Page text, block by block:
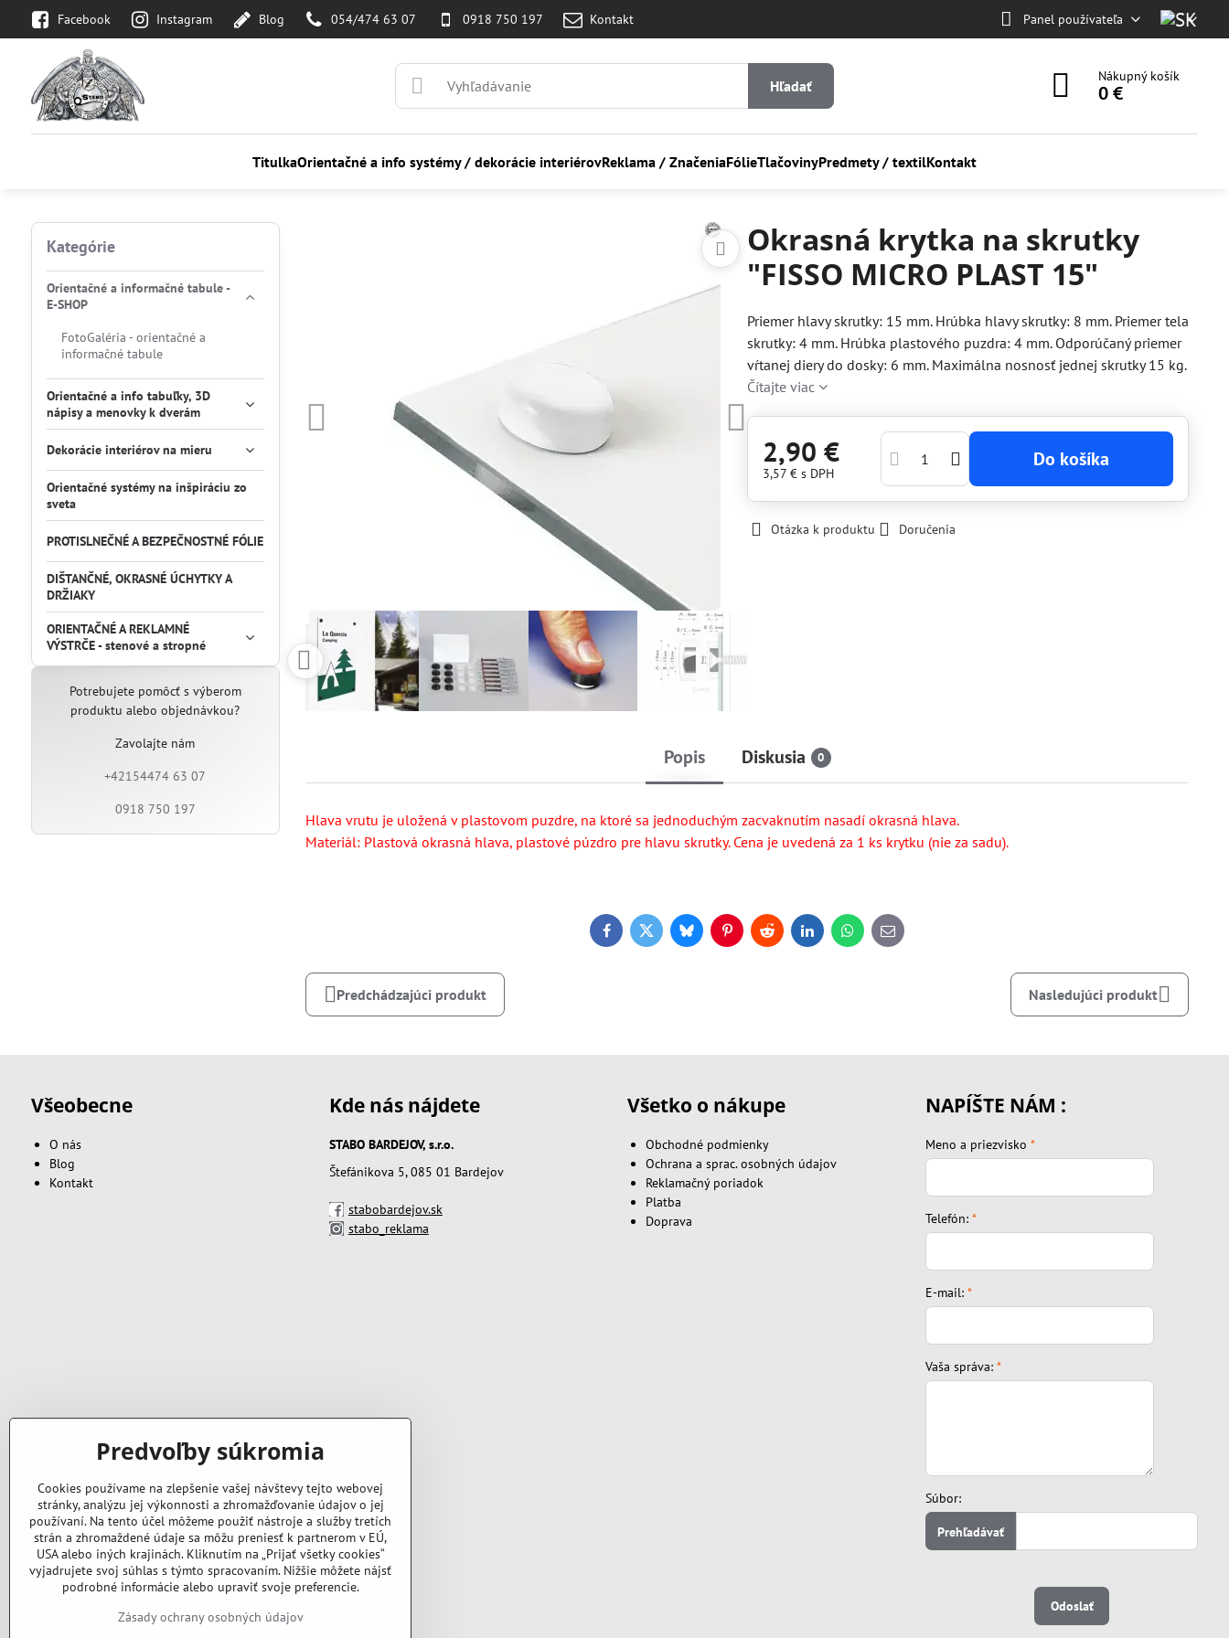
Facebook Instagram Blog 054/474 63 07 0918 750 197 Kontakt Panel používateľa
Hľadať
Nákupný košík
0 €
TitulkaOrientačné a info systémy / dekorácie interiérovReklama / ZnačeniaFólieTlačovinyPredmety / textilKontakt
Okrasná krytka na skrutky
"FISSO MICRO PLAST 15"
Priemer hlavy skrutky: 15 mm. Hrúbka hlavy skrutky: 8 mm. Priemer tela
skrutky: 4 mm. Hrúbka plastového puzdra: 4 mm. Odporúčaný priemer
vŕtanej diery do dosky: 6 mm. Maximálna nosnosť jednej skrutky 15 kg.
Čítajte viac
2,90 €
3,57 €s DPH
Do košíka
Otázka k produktu Doručenia
Popis Diskusia 0
Hlava vrutu je uložená v plastovom puzdre, na ktoré sa jednoduchým zacvaknutím nasadí okrasná hlava.
Materiál: Plastová okrasná hlava, plastové púzdro pre hlavu skrutky. Cena je uvedená za 1 ks krytku (nie za sadu).
FacebookTwitterBlueskyPinterestRedditLinkedInWhatsApp
E-
mail
Predchádzajúci produkt Nasledujúci produkt
Kategórie
Orientačné a informačné tabule -
E-SHOP
FotoGaléria - orientačné a
informačné tabule
Orientačné a info tabuľky, 3D
nápisy a menovky k dverám
Dekorácie interiérov na mieru
Orientačné systémy na inšpiráciu zo
sveta
PROTISLNEČNÉ A BEZPEČNOSTNÉ FÓLIE
DIŠTANČNÉ, OKRASNÉ ÚCHYTKY A
DRŽIAKY
ORIENTAČNÉ A REKLAMNÉ
VÝSTRČE - stenové a stropné
Potrebujete pomôcť s výberom
produktu alebo objednávkou?
Zavolajte nám
+42154474 63 07
0918 750 197
Všeobecne
O nás
Blog
Kontakt
Kde nás nájdete
STABO BARDEJOV, s.r.o.
Štefánikova 5, 085 01 Bardejov
stabobardejov.sk
stabo_reklama
Všetko o nákupe
Obchodné podmienky
Ochrana a sprac. osobných údajov
Reklamačný poriadok
Platba
Doprava
NAPÍŠTE NÁM :
Meno a priezvisko*
Telefón:*
E-mail:*
Vaša správa:*
Súbor:
Odoslať
Predvoľby súkromia
Cookies používame na zlepšenie vašej návštevy tejto webovej
stránky, analýzu jej výkonnosti a zhromažďovanie údajov o jej
používaní. Na tento účel môžeme použiť nástroje a služby tretích
strán a zhromaždené údaje sa môžu preniesť k partnerom v EÚ,
USA alebo iných krajinách. Kliknutím na „Prijať všetky cookies“
vyjadrujete svoj súhlas s týmto spracovaním. Nižšie môžete nájsť
podrobné informácie alebo upraviť svoje preferencie.
Zásady ochrany osobných údajov